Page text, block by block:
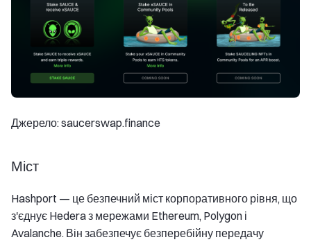
Джерело: saucerswap.finance
Міст
Hashport — це безпечний міст корпоративного рівня, що
з'єднує Hedera з мережами Ethereum, Polygon і
Avalanche. Він забезпечує безперебійну передачу